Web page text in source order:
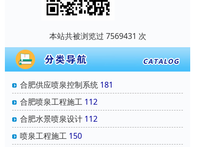
本站共被浏览过 7569431 次
合肥供应喷泉控制系统 181
合肥喷泉工程施工 112
合肥水景喷泉设计 112
喷泉工程施工 150